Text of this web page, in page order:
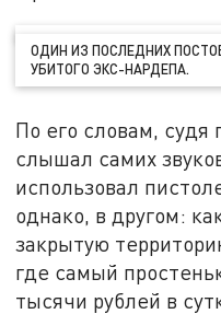
ОДИН ИЗ ПОСЛЕДНИХ
УБИТОГО ЭКС-НАРДЕПА.
По его словам, судя
слышал самих
использовал
однако, в другом:
закрытую
где самый
тысячи рублей в